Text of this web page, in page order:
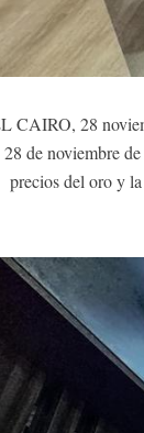
CAIRO, 28
28 de noviembre
precios del oro y la